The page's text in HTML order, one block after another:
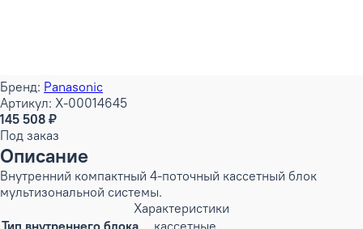
Бренд: Panasonic
Артикул: X-00014645
145 508 ₽
Под заказ
Описание
Внутренний компактный 4-поточный кассетный блок
мультизональной системы.
Характеристики
Тип внутреннего блока
кассетные